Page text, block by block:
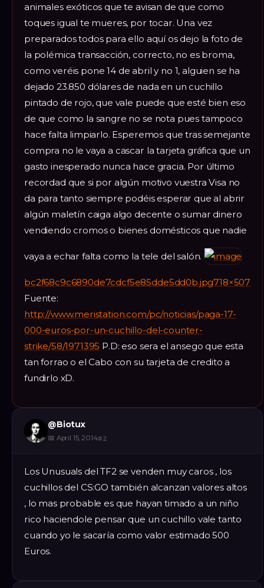
animales exóticos que te avisan de que como
toques igual te mueres, por tocar. Una vez
preparados todos para ello aquí os dejo la foto de
la polémica transacción, correcto, no es broma,
como veréis pone 14 de abril y no 1, alguien se ha
dejado 23.850 dólares de nada en un cuchillo
pintado de rojo, que vale puede que esté bien eso
de que como la sangre no se nota pues tampoco
hace falta limpiarlo. Esperemos que tras semejante
compra no le vaya a cascar la tarjeta gráfica que un
gasto inesperado nunca hace gracia. Por último
recordad que si por algún motivo vuestra Visa no
da para tanto siempre podéis esperar que al abrir
algún maletín caiga algo decente o sumar dinero
vendiendo cromos o bienes domésticos que nadie
vaya a echar falta como la tele del salón.
bc2f68c9c6890de7cdcf5e85dde5dd0b.jpg718×507
Fuente:
http://www.meristation.com/pc/noticias/paga-17-
000-euros-por-un-cuchillo-del-counter-
strike/58/1971395 P.D: eso sera el ansego que esta
tan forrao o el Cabo con su tarjeta de credito a
fundirlo xD.
@Biotux
📅 April 15, 2014#2
Los Unusuals del TF2 se venden muy caros , los
cuchillos del CS:GO también alcanzan valores altos
, lo mas probable es que hayan timado a un niño
rico haciendole pensar que un cuchillo vale tanto
cuando yo le sacaría como valor estimado 500
Euros.